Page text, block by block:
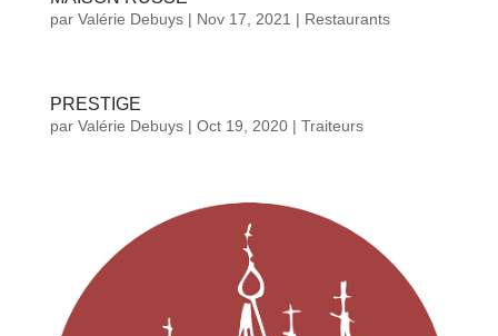
par Valérie Debuys| Nov 17, 2021 | Restaurants
PRESTIGE
par Valérie Debuys| Oct 19, 2020| Traiteurs